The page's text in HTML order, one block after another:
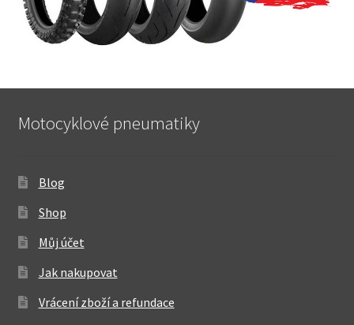
Motocyklové pneumatiky
Blog
Shop
Můj účet
Jak nakupovat
Vrácení zboží a refundace